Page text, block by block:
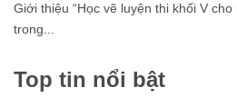
Giới thiệu “Học vẽ luyện thi khối V
trong...
Top tin nổi bật